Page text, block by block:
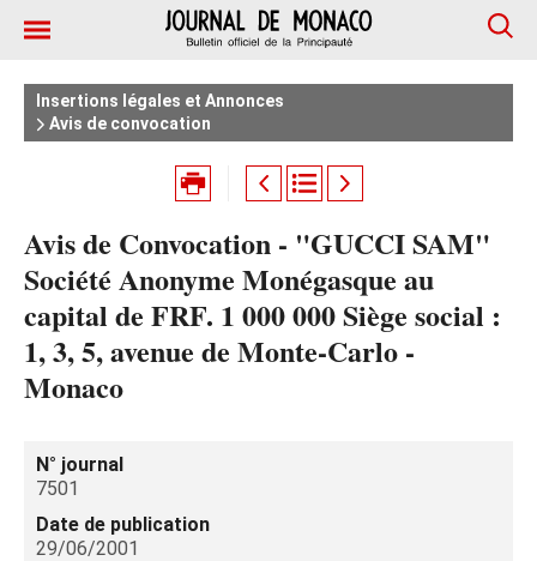
Insertions légales et Annonces
Avis de convocation
Avis de Convocation - "GUCCI SAM"
Société Anonyme Monégasque au
capital de FRF. 1 000 000 Siège social :
1, 3, 5, avenue de Monte-Carlo -
Monaco
N° journal
7501
Date de publication
29/06/2001